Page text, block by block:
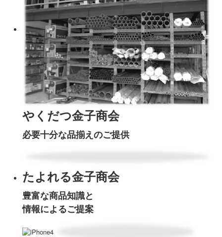
やくだつ金子商会
必要十分な品揃えのご提供
たよれる金子商会
豊富な商品知識と
情報によるご提案